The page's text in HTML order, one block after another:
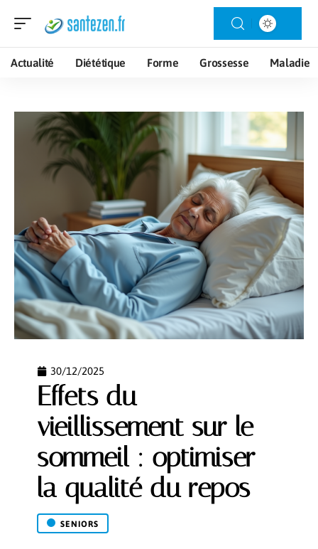
Actualité Diététique Forme Grossesse Maladie
30/12/2025
Effets du
vieillissement sur le
sommeil : optimiser
la qualité du repos
SENIORS